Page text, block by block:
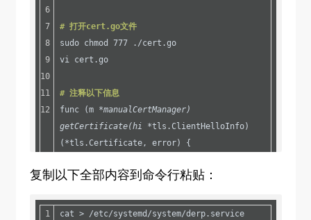
# 打开cert.go文件
sudo chmod 777 ./cert.go
vi cert.go
# 注释以下信息
func (m *manualCertManager)
getCertificate(hi *tls.ClientHelloInfo)
(*tls.Certificate, error) {
    //     return nil, fmt.Errorf("cert
    // }
复制以下全部内容到命令行粘贴：
cat > /etc/systemd/system/derp.service